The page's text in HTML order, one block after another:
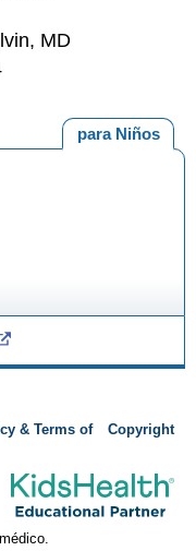
MD
para Niños
& Terms of
Copyright